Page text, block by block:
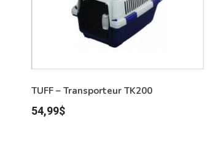
TUFF – Transporteur TK200
54,99$